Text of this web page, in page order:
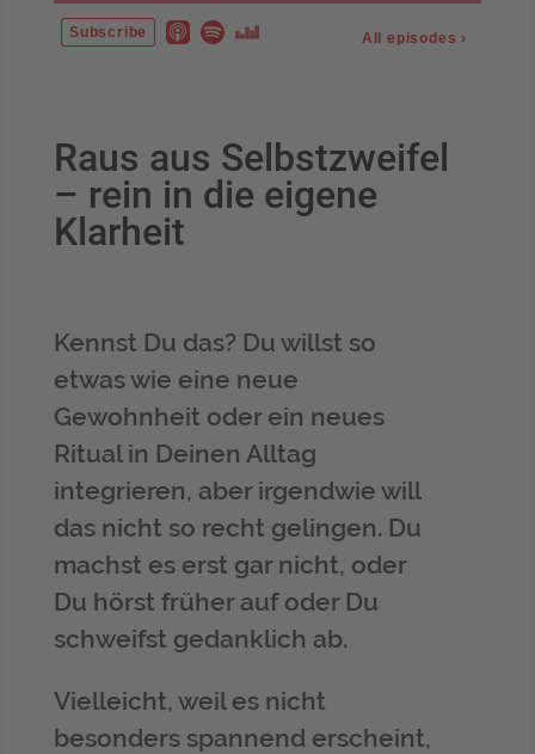
Raus aus Selbstzweifel
– rein in die eigene
Klarheit
Kennst Du das? Du willst so
etwas wie eine neue
Gewohnheit oder ein neues
Ritual in Deinen Alltag
integrieren, aber irgendwie will
das nicht so recht gelingen. Du
machst es erst gar nicht, oder
Du hörst früher auf oder Du
schweifst gedanklich ab.
Vielleicht, weil es nicht
besonders spannend erscheint,